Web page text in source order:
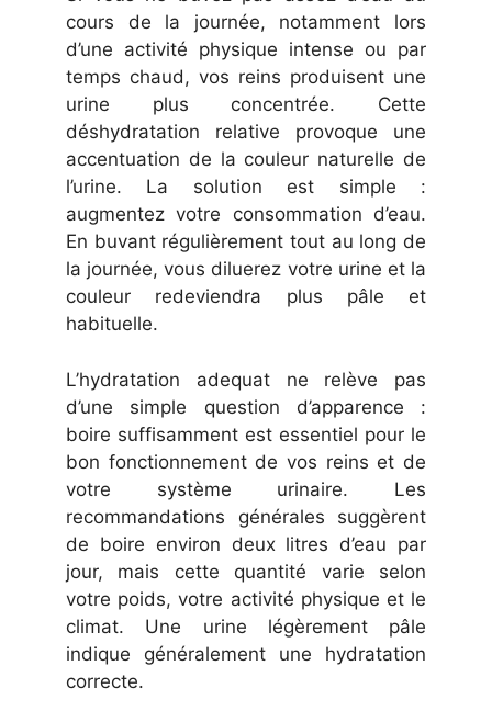
cours de la journée, notamment lors
d’une activité physique intense ou par
temps chaud, vos reins produisent une
urine plus concentrée. Cette
déshydratation relative provoque une
accentuation de la couleur naturelle de
l’urine. La solution est simple :
augmentez votre consommation d’eau.
En buvant régulièrement tout au long de
la journée, vous diluerez votre urine et la
couleur redeviendra plus pâle et
habituelle.
L’hydratation adequat ne relève pas
d’une simple question d’apparence :
boire suffisamment est essentiel pour le
bon fonctionnement de vos reins et de
votre système urinaire. Les
recommandations générales suggèrent
de boire environ deux litres d’eau par
jour, mais cette quantité varie selon
votre poids, votre activité physique et le
climat. Une urine légèrement pâle
indique généralement une hydratation
correcte.